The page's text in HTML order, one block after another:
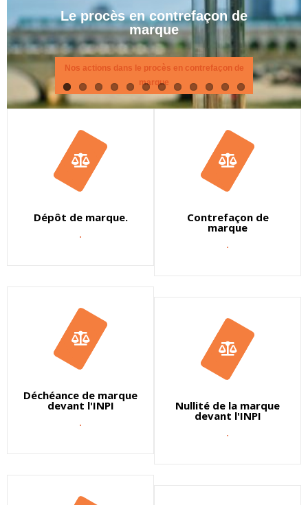
Le procès en contrefaçon de
marque
Nos actions dans le procès en contrefaçon de
marque
Dépôt de marque.
.
Déchéance de marque
devant l'INPI
.
Contrefaçon de
marque
.
Nullité de la marque
devant l'INPI
.